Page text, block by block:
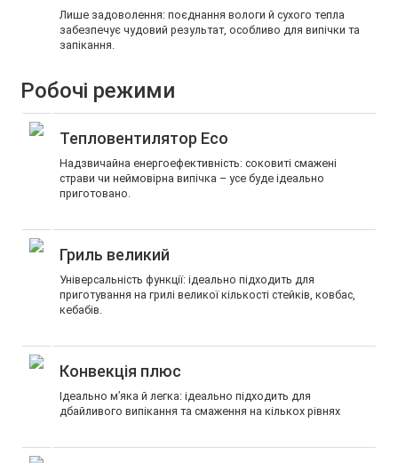
Лише задоволення: поєднання вологи й сухого тепла
забезпечує чудовий результат, особливо для випічки та
запікання.
Робочі режими
Тепловентилятор Eco
Надзвичайна енергоефективність: соковиті смажені
страви чи неймовірна випічка – усе буде ідеально
приготовано.
Гриль великий
Універсальність функції: ідеально підходить для
приготування на грилі великої кількості стейків, ковбас,
кебабів.
Конвекція плюс
Ідеально м’яка й легка: ідеально підходить для
дбайливого випікання та смаження на кількох рівнях